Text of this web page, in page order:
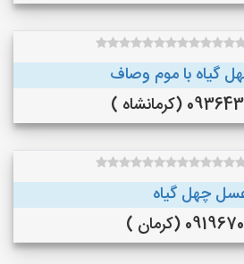
گیاه با موم وصاف
(کرمانشاه )
چهل گیاه
(کرمان )